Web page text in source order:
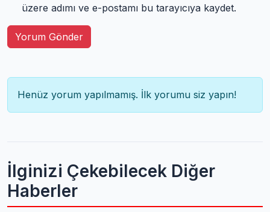
üzere adımı ve e-postamı bu tarayıcıya kaydet.
Yorum Gönder
Henüz yorum yapılmamış. İlk yorumu siz yapın!
İlginizi Çekebilecek Diğer
Haberler